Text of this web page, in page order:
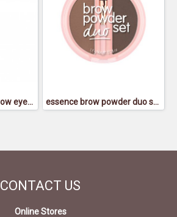
essence make me brow eyebrow gel mascara 01 essence brow powder duo set 02 - เอสเซนส์ โบรว์ พาวเดอร์ ดูโอ้ เซ็ท 02
CONTACT US
Online Stores